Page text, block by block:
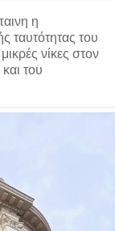
η
ταυτότητας του
νίκες στον
του